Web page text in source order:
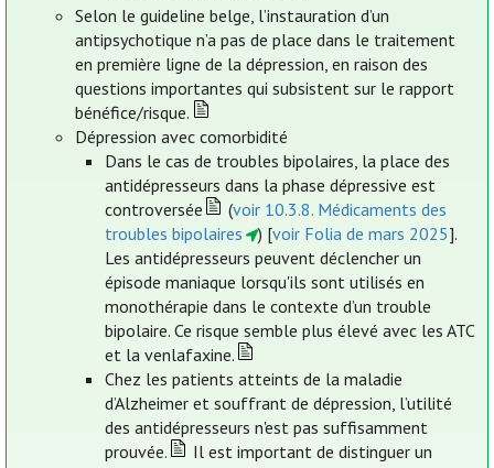
Selon le guideline belge, l’instauration d’un
antipsychotique n’a pas de place dans le traitement
en première ligne de la dépression, en raison des
questions importantes qui subsistent sur le rapport
bénéfice/risque.
Dépression avec comorbidité
Dans le cas de troubles bipolaires, la place des
antidépresseurs dans la phase dépressive est
controversée
(voir 10.3.8. Médicaments des
troubles bipolaires
) [voir Folia de mars 2025].
Les antidépresseurs peuvent déclencher un
épisode maniaque lorsqu'ils sont utilisés en
monothérapie dans le contexte d’un trouble
bipolaire. Ce risque semble plus élevé avec les ATC
et la venlafaxine.
Chez les patients atteints de la maladie
d’Alzheimer et souffrant de dépression, l’utilité
des antidépresseurs n'est pas suffisamment
prouvée.
Il est important de distinguer un